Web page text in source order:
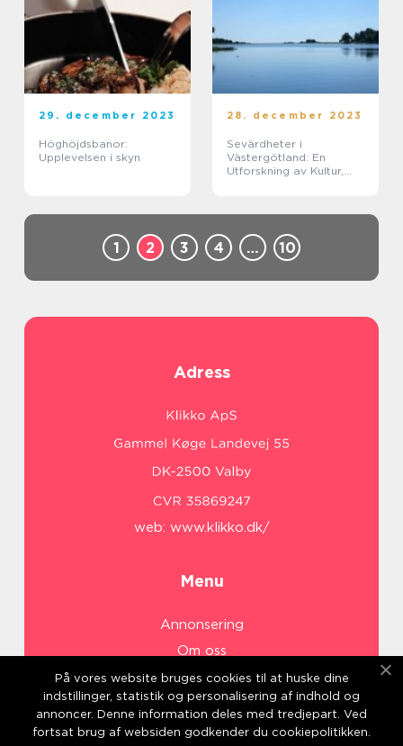
29. december 2023
Höghöjdsbanor:
Upplevelsen i skyn
28. december 2023
Sevärdheter i
Västergötland: En
Utforskning av Kultur,
1 2 3 4 … 10
Adress
web: www.klikko.dk/
Menu
Annonsering
Om oss
Cookies
Kontakta oss
Sitemap
På vores website bruges cookies til at huske dine
indstillinger, statistik og personalisering af indhold og
annoncer. Denne information deles med tredjepart. Ved
fortsat brug af websiden godkender du cookiepolitikken.